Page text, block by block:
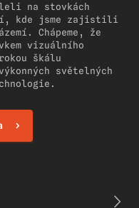
na stovkách
kde jsme zajistili
Chápeme, že
vizuálního
škálu
světelných